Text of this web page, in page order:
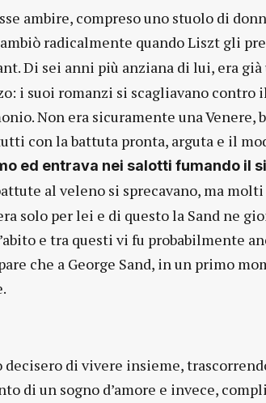
ambire, compreso uno stuolo di
radicalmente quando Liszt gli
Di sei anni più anziana di lui, era
i suoi romanzi si scagliavano contro
Non era sicuramente una Venere,
con la battuta pronta, arguta e il
ed entrava nei salotti fumando il
al veleno si sprecavano, ma
solo per lei e di questo la Sand ne
e tra questi vi fu probabilmente
che a George Sand, in un primo
di vivere insieme,
di un sogno d’amore e invece,